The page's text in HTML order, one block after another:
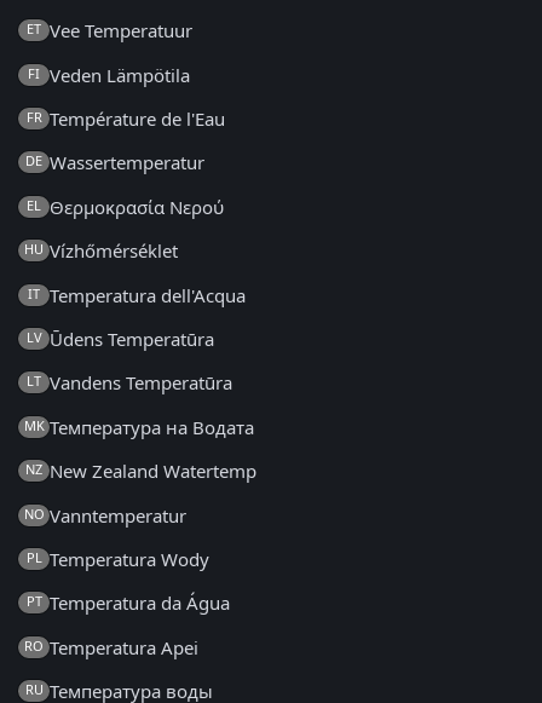
ET Vee Temperatuur
FI Veden Lämpötila
FR Température de l'Eau
DE Wassertemperatur
EL Θερμοκρασία Νερού
HU Vízhőmérséklet
IT Temperatura dell'Acqua
LV Ūdens Temperatūra
LT Vandens Temperatūra
MK Температура на Водата
NZ New Zealand Watertemp
NO Vanntemperatur
PL Temperatura Wody
PT Temperatura da Água
RO Temperatura Apei
RU Температура воды